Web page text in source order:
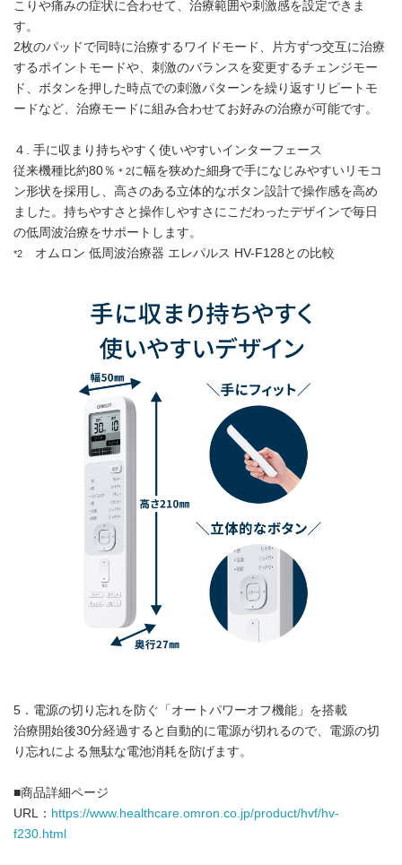
こりや痛みの症状に合わせて、治療範囲や刺激感を設定できま
す。
2枚のパッドで同時に治療するワイドモード、片方ずつ交互に治療
するポイントモードや、刺激のバランスを変更するチェンジモー
ド、ボタンを押した時点での刺激パターンを繰り返すリピートモ
ードなど、治療モードに組み合わせてお好みの治療が可能です。
４. 手に収まり持ちやすく使いやすいインターフェース
従来機種比約80％ ＊2に幅を狭めた細身で手になじみやすいリモコ
ン形状を採用し、高さのある立体的なボタン設計で操作感を高め
ました。持ちやすさと操作しやすさにこだわったデザインで毎日
の低周波治療をサポートします。
*2 オムロン 低周波治療器 エレパルス HV-F128との比較
5．電源の切り忘れを防ぐ「オートパワーオフ機能」を搭載
治療開始後30分経過すると自動的に電源が切れるので、電源の切
り忘れによる無駄な電池消耗を防げます。
■商品詳細ページ
URL： https://www.healthcare.omron.co.jp/product/hvf/hv-
f230.html